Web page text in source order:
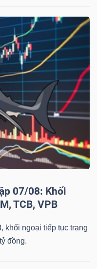
07/08: Khối
TCB, VPB
khối ngoại tiếp tục trạng
đồng.